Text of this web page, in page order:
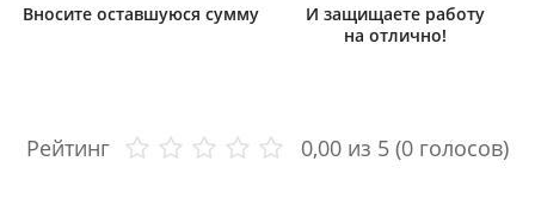
Вносите оставшуюся сумму
И защищаете работу
на отлично!
Рейтинг 0,00 из 5 (0 голосов)